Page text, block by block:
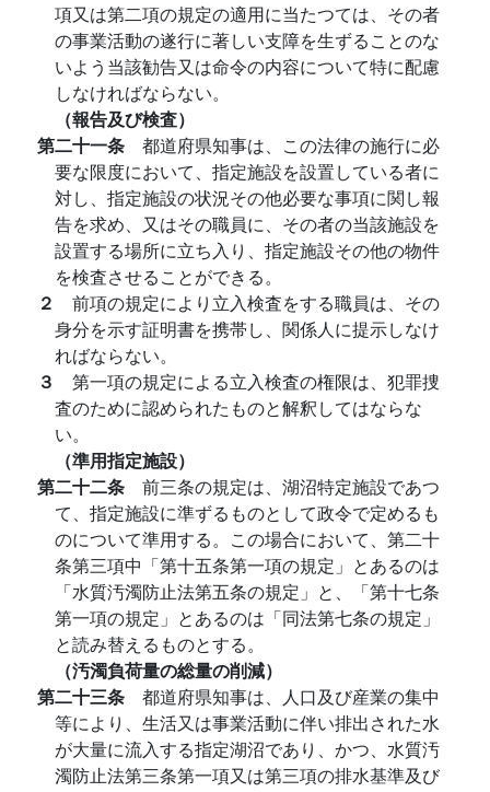
項又は第二項の規定の適用に当たつては、その者
の事業活動の遂行に著しい支障を生ずることのな
いよう当該勧告又は命令の内容について特に配慮
しなければならない。
（報告及び検査）
第二十一条 都道府県知事は、この法律の施行に必
要な限度において、指定施設を設置している者に
対し、指定施設の状況その他必要な事項に関し報
告を求め、又はその職員に、その者の当該施設を
設置する場所に立ち入り、指定施設その他の物件
を検査させることができる。
２ 前項の規定により立入検査をする職員は、その
身分を示す証明書を携帯し、関係人に提示しなけ
ればならない。
３ 第一項の規定による立入検査の権限は、犯罪捜
査のために認められたものと解釈してはならな
い。
（準用指定施設）
第二十二条 前三条の規定は、湖沼特定施設であつ
て、指定施設に準ずるものとして政令で定めるも
のについて準用する。この場合において、第二十
条第三項中「第十五条第一項の規定」とあるのは
「水質汚濁防止法第五条の規定」と、「第十七条
第一項の規定」とあるのは「同法第七条の規定」
と読み替えるものとする。
（汚濁負荷量の総量の削減）
第二十三条 都道府県知事は、人口及び産業の集中
等により、生活又は事業活動に伴い排出された水
が大量に流入する指定湖沼であり、かつ、水質汚
濁防止法第三条第一項又は第三項の排水基準及び